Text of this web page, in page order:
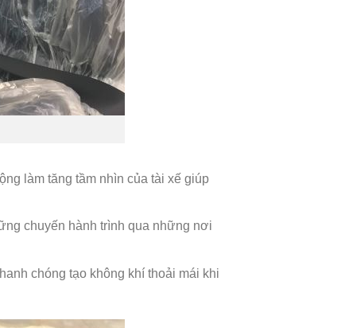
làm tăng tầm nhìn của tài xế giúp
chuyến hành trình qua những nơi
chóng tạo không khí thoải mái khi